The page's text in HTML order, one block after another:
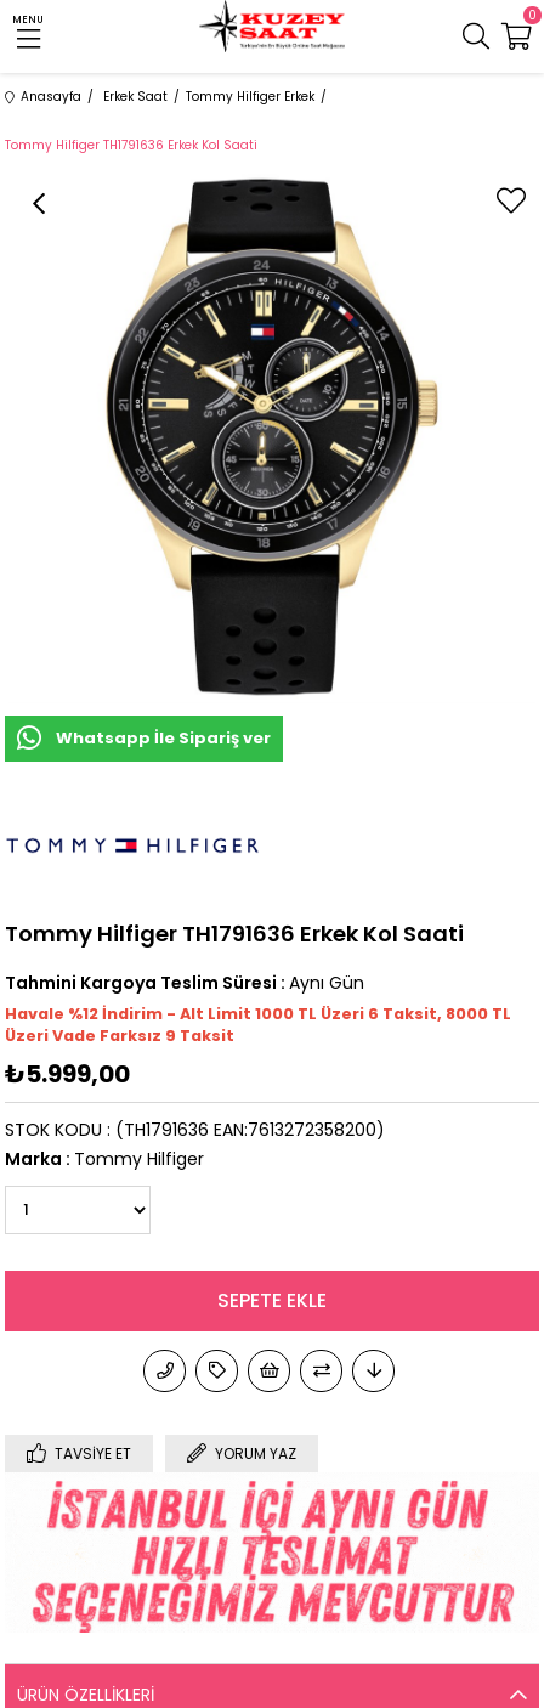
MENU 0
Anasayfa Erkek Saat Tommy Hilfiger Erkek
Tommy Hilfiger TH1791636 Erkek Kol Saati
Whatsapp İle Sipariş ver
Tommy Hilfiger TH1791636 Erkek Kol Saati
Tahmini Kargoya Teslim Süresi : Aynı Gün
Havale %12 İndirim - Alt Limit 1000 TL Üzeri 6 Taksit, 8000 TL
Üzeri Vade Farksız 9 Taksit
₺5.999,00
(TH1791636 EAN:7613272358200)
STOK KODU
Marka : Tommy Hilfiger
TAVSIYE ET YORUM YAZ
ÜRÜN ÖZELLIKLERI